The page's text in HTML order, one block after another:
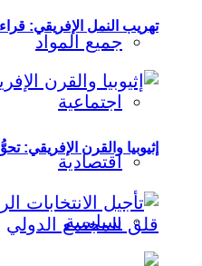
جميع المواد
اجتماعية
اقتصادية
سياسية
تهريب النمل الإفريقي:
إثيوبيا والقرن الإفريقي: